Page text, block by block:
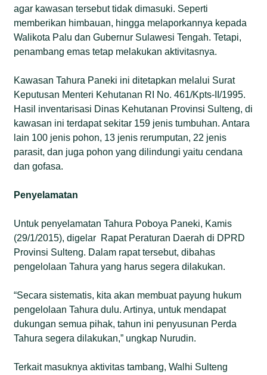
agar kawasan tersebut tidak dimasuki. Seperti
memberikan himbauan, hingga melaporkannya kepada
Walikota Palu dan Gubernur Sulawesi Tengah. Tetapi,
penambang emas tetap melakukan aktivitasnya.
Kawasan Tahura Paneki ini ditetapkan melalui Surat
Keputusan Menteri Kehutanan RI No. 461/Kpts-II/1995.
Hasil inventarisasi Dinas Kehutanan Provinsi Sulteng, di
kawasan ini terdapat sekitar 159 jenis tumbuhan. Antara
lain 100 jenis pohon, 13 jenis rerumputan, 22 jenis
parasit, dan juga pohon yang dilindungi yaitu cendana
dan gofasa.
Penyelamatan
Untuk penyelamatan Tahura Poboya Paneki, Kamis
(29/1/2015), digelar Rapat Peraturan Daerah di DPRD
Provinsi Sulteng. Dalam rapat tersebut, dibahas
pengelolaan Tahura yang harus segera dilakukan.
“Secara sistematis, kita akan membuat payung hukum
pengelolaan Tahura dulu. Artinya, untuk mendapat
dukungan semua pihak, tahun ini penyusunan Perda
Tahura segera dilakukan,” ungkap Nurudin.
Terkait masuknya aktivitas tambang, Walhi Sulteng